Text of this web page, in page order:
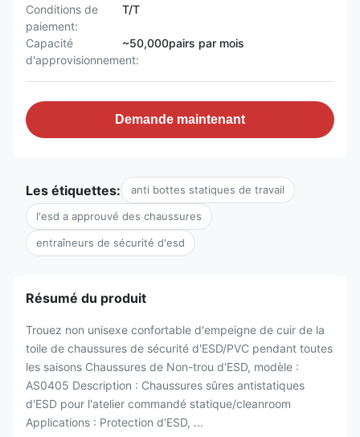
Conditions de
paiement:
T/T
Capacité
d'approvisionnement:
~50,000pairs par mois
Demande maintenant
Les étiquettes: anti bottes statiques de travail
l'esd a approuvé des chaussures
entraîneurs de sécurité d'esd
Résumé du produit
Trouez non unisexe confortable d'empeigne de cuir de la
toile de chaussures de sécurité d'ESD/PVC pendant toutes
les saisons Chaussures de Non-trou d'ESD, modèle :
AS0405 Description : Chaussures sûres antistatiques
d'ESD pour l'atelier commandé statique/cleanroom
Applications : Protection d'ESD, ...